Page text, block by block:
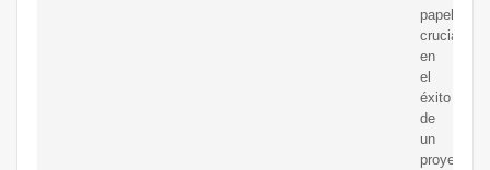
papel
crucial
en
el
éxito
de
un
proyecto.